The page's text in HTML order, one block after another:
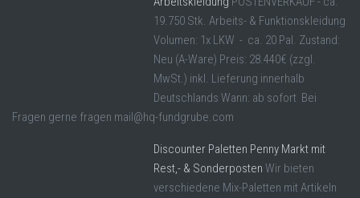
19.750 Stk. Arbeits- & Funktionskleidung
Volumen: 1x LKW - ca. 20 Pal. Zustand:
Neu (A-Ware) Preis: 28.440€ (zzgl.
MwSt.) inkl. Lieferung innerhalb
Deutschlands Wann: ab sofort Bei
Fragen gerne fragen mail@hq-fundgrube.com
Discounter Paletten Penny Markt mit
Rest,- & Sonderposten Wir bieten
verschiedene Mix-Paletten mit Artikeln